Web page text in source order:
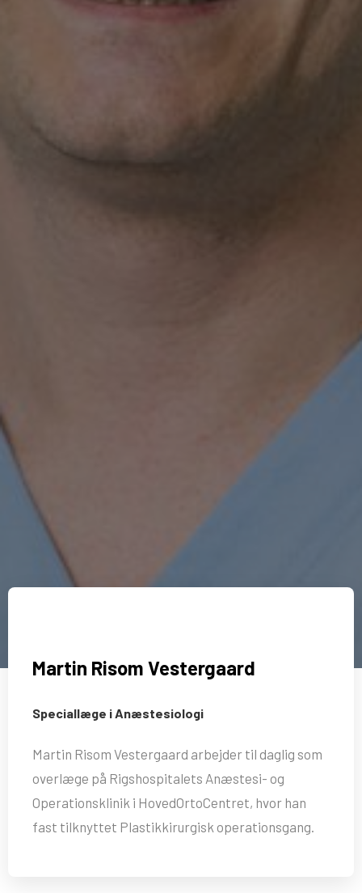
Martin Risom Vestergaard
Speciallæge i Anæstesiologi
Martin Risom Vestergaard arbejder til daglig som
overlæge på Rigshospitalets Anæstesi- og
Operationsklinik i HovedOrtoCentret, hvor han
fast tilknyttet Plastikkirurgisk operationsgang.